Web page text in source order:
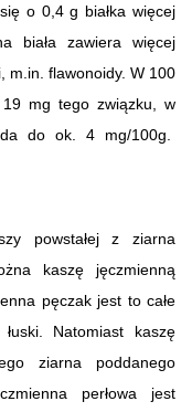
o 0,4 g białka więcej
biała zawiera więcej
m.in. flawonoidy. W 100
mg tego związku, w
do ok. 4 mg/100g.
powstałej z ziarna
kaszę jęczmienną
pęczak jest to całe
Natomiast kaszę
ziarna poddanego
perłowa jest